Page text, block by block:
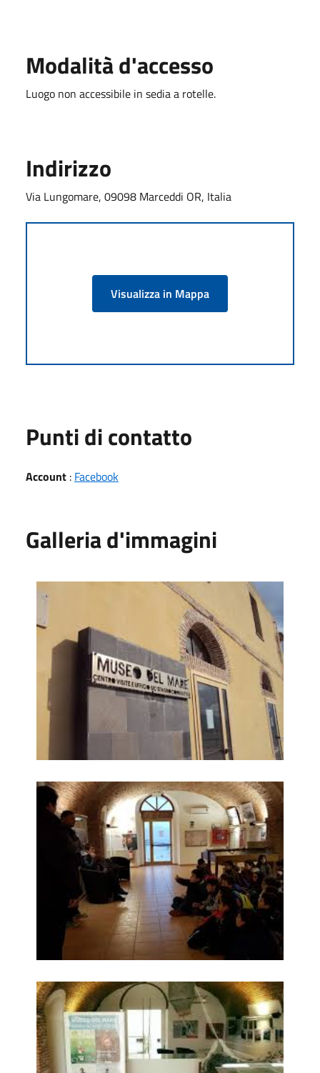
Modalità d'accesso
Luogo non accessibile in sedia a rotelle.
Indirizzo
Via Lungomare, 09098 Marceddi OR, Italia
Visualizza in Mappa
Punti di contatto
Account : Facebook
Galleria d'immagini
Museo del Mare di Marceddì 1
Museo del Mare di Marceddì 2
Museo del Mare di Marceddì 3